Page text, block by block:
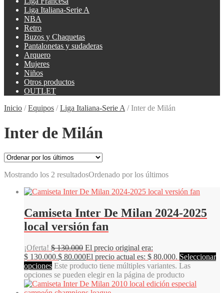
Liga Italiana-Serie A
NBA
Retro
Buzos y Chaquetas
Pantalonetas y sudaderas
Arquero
Mujeres
Niños
Otros productos
OUTLET
Inicio /Equipos /Liga Italiana-Serie A / Inter de Milán
Inter de Milán
Mostrando los 2 resultadosOrdenado por los últimos
Camiseta Inter De Milan 2024-2025
local versión fan
¡Oferta! $130.000 El precio original era:
$ 130.000.$ 80.000El precio actual es: $ 80.000. Seleccionar
opciones Este producto tiene múltiples variantes. Las
opciones se pueden elegir en la página de producto